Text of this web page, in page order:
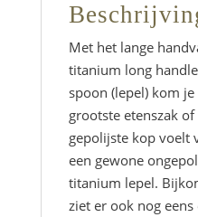
Met het lange
titanium long
spoon (lepel) kom
grootste etenszak
gepolijste kop voelt
een gewone
titanium lepel.
ziet er ook nog